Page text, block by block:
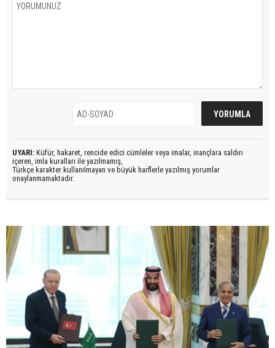
UYARI: Küfür, hakaret, rencide edici cümleler veya imalar, inançlara saldırı
içeren, imla kuralları ile yazılmamış,
Türkçe karakter kullanılmayan ve büyük harflerle yazılmış yorumlar
onaylanmamaktadır.